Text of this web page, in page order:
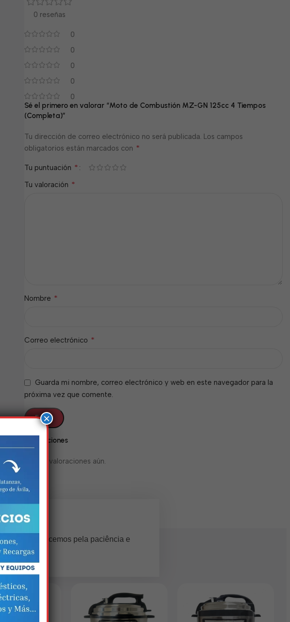
0 reseñas
0
0
0
0
0
Valoraciones
No hay valoraciones aún.
Sé el primero en valorar “Moto de Combustión MZ-GN 125cc 4 Tiempos
(Completa)”
Tu dirección de correo electrónico no será publicada. Los campos
obligatorios están marcados con *
Tu puntuación *
Tu valoración *
Nombre *
Correo electrónico *
Guarda mi nombre, correo electrónico y web en este navegador para la
próxima vez que comente.
×
nisso!
Agradecemos pela paciência e